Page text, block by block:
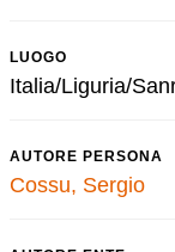
LUOGO
Italia/Liguria/
AUTORE PERSONA
Cossu, Sergio